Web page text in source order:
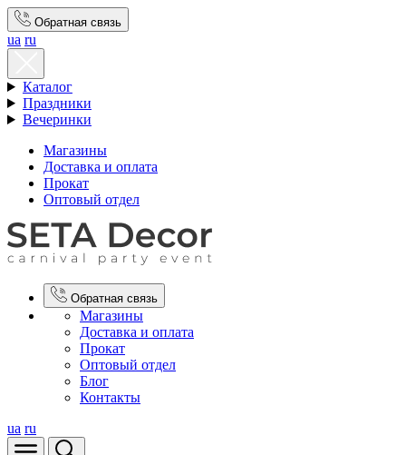
Обратная связь
ua ru
Каталог
Праздники
Вечеринки
Магазины
Доставка и оплата
Прокат
Оптовый отдел
Обратная связь
Магазины
Доставка и оплата
Прокат
Оптовый отдел
Блог
Контакты
ua ru